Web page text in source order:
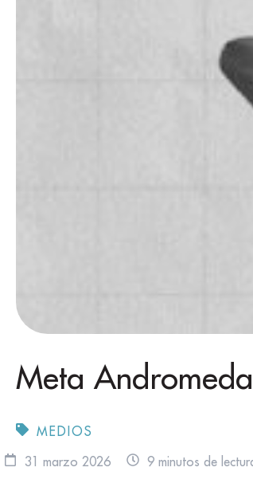
Meta
MEDIOS
31 marzo 2026
9 minutos de